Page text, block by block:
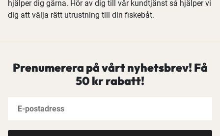
hjälper dig gärna. Hör av dig till vår kundtjänst så hjälper vi
dig att välja rätt utrustning till din fiskebåt.
Prenumerera på vårt nyhetsbrev! Få
50 kr rabatt!